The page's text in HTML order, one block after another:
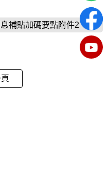
補貼加碼要點附件2